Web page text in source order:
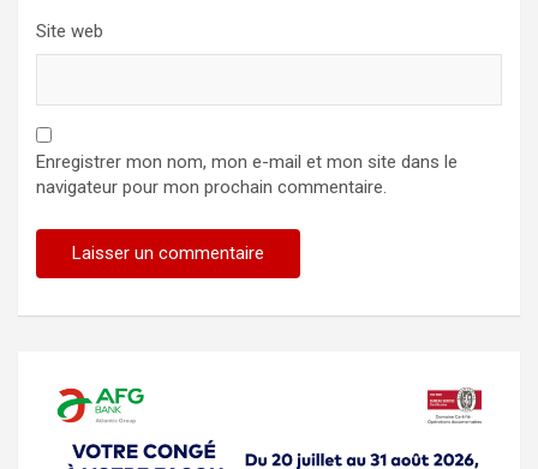
Site web
Enregistrer mon nom, mon e-mail et mon site dans le
navigateur pour mon prochain commentaire.